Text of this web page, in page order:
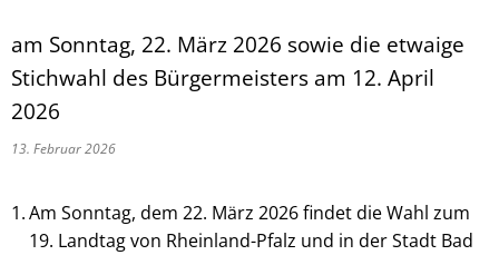
am Sonntag, 22. März 2026 sowie die etwaige
Stichwahl des Bürgermeisters am 12. April
2026
13. Februar 2026
Am Sonntag, dem 22. März 2026 findet die Wahl zum
19. Landtag von Rheinland-Pfalz und in der Stadt Bad